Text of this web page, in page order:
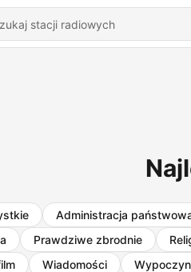
Administracja
Prawdziwe zbrodnie
Wiadomości